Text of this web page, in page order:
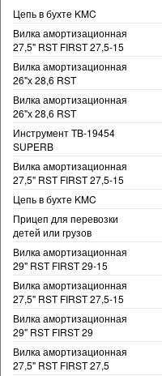
Цепь в бухте KMC
Вилка амортизационная
27,5" RST FIRST 27,5-15
Вилка амортизационная
26"х 28,6 RST
Вилка амортизационная
26"х 28,6 RST
Инструмент TB-19454
SUPERB
Вилка амортизационная
27,5" RST FIRST 27,5-15
Цепь в бухте KMC
Прицеп для перевозки
детей или грузов
Вилка амортизационная
29" RST FIRST 29-15
Вилка амортизационная
27,5" RST FIRST 27,5-15
Вилка амортизационная
29" RST FIRST 29
Вилка амортизационная
27,5" RST FIRST 27,5